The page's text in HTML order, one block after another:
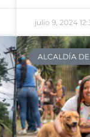
julio 9, 2024
ALCALDÍA